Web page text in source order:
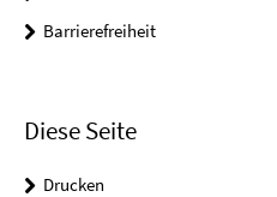
Barrierefreiheit
Diese Seite
Drucken